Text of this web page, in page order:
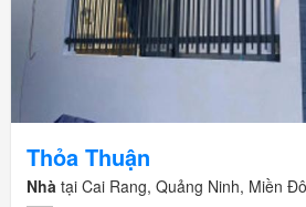
Thỏa Thuận
Nhà tại Cai Rang, Quảng Ninh, Miền